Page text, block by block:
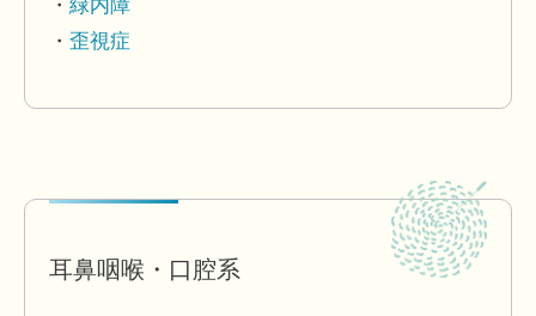
緑内障
歪視症
耳鼻咽喉・口腔系